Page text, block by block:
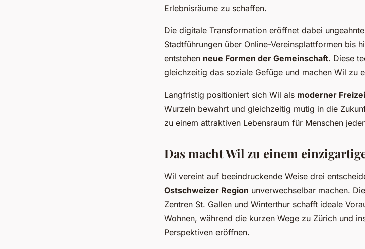
Erlebnisräume zu schaffen.
Die digitale Transformation eröffnet dabei
Stadtführungen über Online-Vereinsplattformen bis
entstehen neue Formen der Gemeinschaft. Diese
gleichzeitig das soziale Gefüge und machen Wil zu
Langfristig positioniert sich Wil als moderner
Wurzeln bewahrt und gleichzeitig mutig in die
zu einem attraktiven Lebensraum für Menschen
Das macht Wil zu einem
Wil vereint auf beeindruckende Weise drei
Ostschweizer Region unverwechselbar machen.
Zentren St. Gallen und Winterthur schafft ideale
Wohnen, während die kurzen Wege zu Zürich und
Perspektiven eröffnen.